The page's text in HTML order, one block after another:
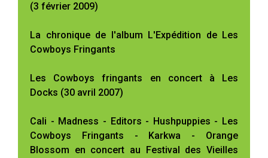
(3 février 2009)
La chronique de l'album L'Expédition de Les
Cowboys Fringants
Les Cowboys fringants en concert à Les
Docks (30 avril 2007)
Cali - Madness - Editors - Hushpuppies - Les
Cowboys Fringants - Karkwa - Orange
Blossom en concert au Festival des Vieilles